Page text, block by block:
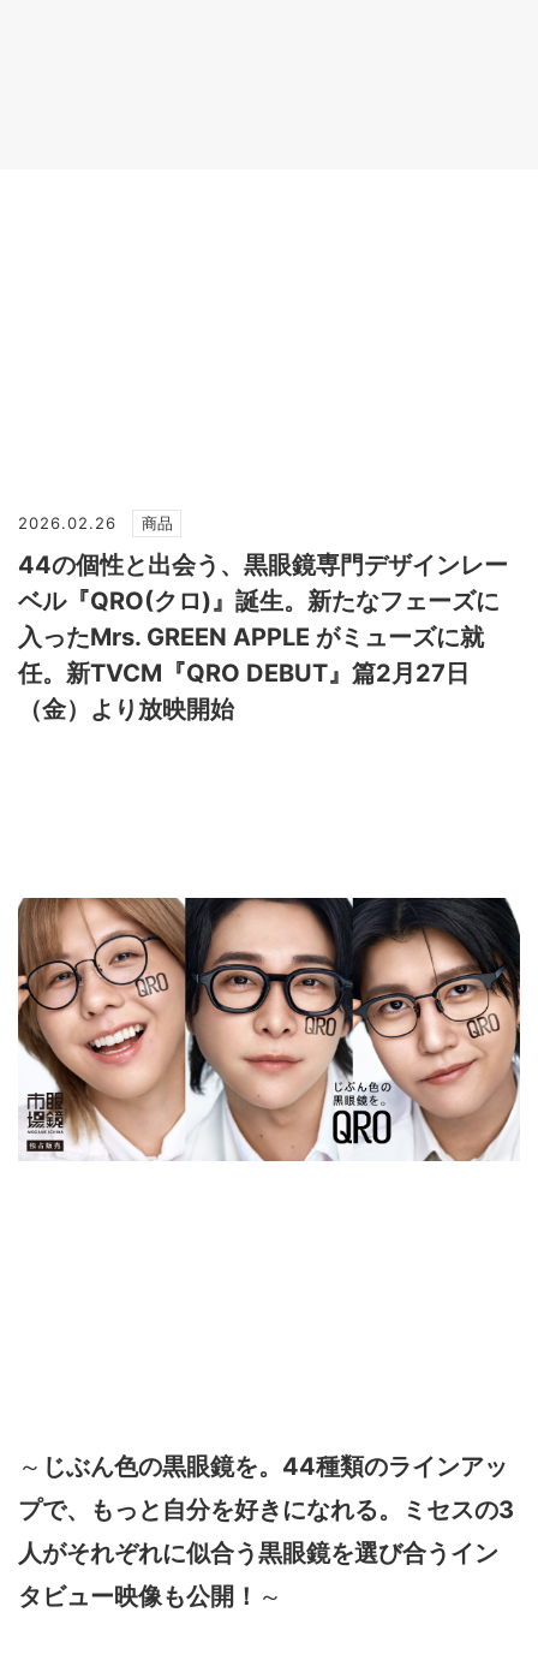
2026.02.26 商品
44の個性と出会う、黒眼鏡専門デザインレー
ベル『QRO(クロ)』誕生。新たなフェーズに
入ったMrs. GREEN APPLE がミューズに就
任。新TVCM『QRO DEBUT』篇2月27日
（金）より放映開始
～ じぶん色の黒眼鏡を。44種類のラインアッ
プで、もっと自分を好きになれる。ミセスの3
人がそれぞれに似合う黒眼鏡を選び合うイン
タビュー映像も公開！ ～